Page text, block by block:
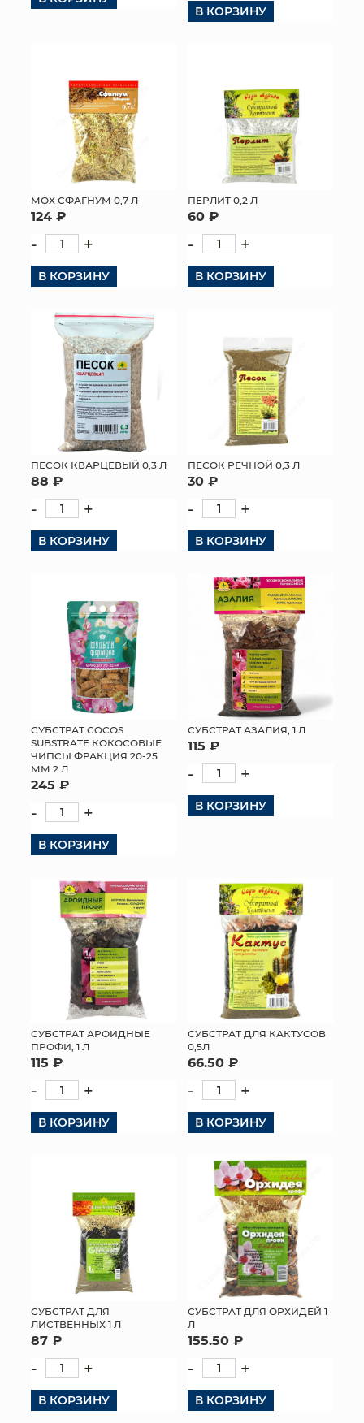
В КОРЗИНУ
МОХ СФАГНУМ 0,7 Л
124 ₽
- +
В КОРЗИНУ
ПЕРЛИТ 0,2 Л
60 ₽
- +
В КОРЗИНУ
ПЕСОК КВАРЦЕВЫЙ 0,3 Л
88 ₽
- +
В КОРЗИНУ
ПЕСОК РЕЧНОЙ 0,3 Л
30 ₽
- +
В КОРЗИНУ
СУБСТРАТ COCОS
SUBSTRATE КОКОСОВЫЕ
ЧИПСЫ ФРАКЦИЯ 20-25
ММ 2 Л
245 ₽
- +
В КОРЗИНУ
СУБСТРАТ АЗАЛИЯ, 1 Л
115 ₽
- +
В КОРЗИНУ
СУБСТРАТ АРОИДНЫЕ
ПРОФИ, 1 Л
115 ₽
- +
В КОРЗИНУ
СУБСТРАТ ДЛЯ КАКТУСОВ
0,5Л
66.50 ₽
- +
В КОРЗИНУ
СУБСТРАТ ДЛЯ
ЛИСТВЕННЫХ 1 Л
87 ₽
- +
В КОРЗИНУ
СУБСТРАТ ДЛЯ ОРХИДЕЙ 1
Л
155.50 ₽
- +
В КОРЗИНУ